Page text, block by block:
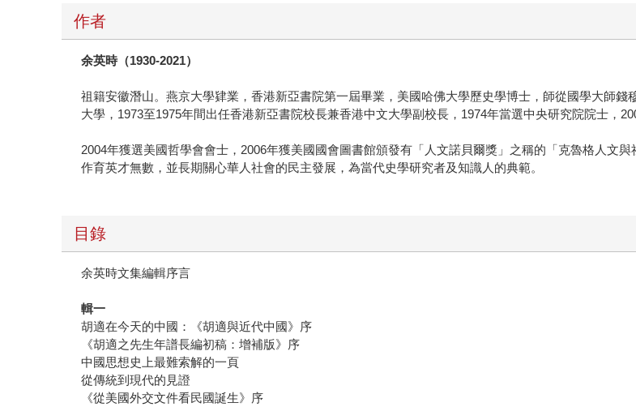
作者
余英時（1930-2021）
祖籍安徽潛山。燕京大學肄業，香港新亞書院第一屆畢業，美國哈佛大學歷史學博士，師從國學大師
大學，1973至1975年間出任香港新亞書院校長兼香港中文大學副校長，1974年當選中央研究院院士，
2004年獲選美國哲學會會士，2006年獲美國國會圖書館頒發有「人文諾貝爾獎」之稱的「克魯格人文
作育英才無數，並長期關心華人社會的民主發展，為當代史學研究者及知識人的典範。
目錄
余英時文集編輯序言
輯一
胡適在今天的中國：《胡適與近代中國》序
《胡適之先生年譜長編初稿：增補版》序
中國思想史上最難索解的一頁
從傳統到現代的見證
《從美國外交文件看民國誕生》序